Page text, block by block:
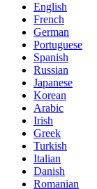
English
French
German
Portuguese
Spanish
Russian
Japanese
Korean
Arabic
Irish
Greek
Turkish
Italian
Danish
Romanian